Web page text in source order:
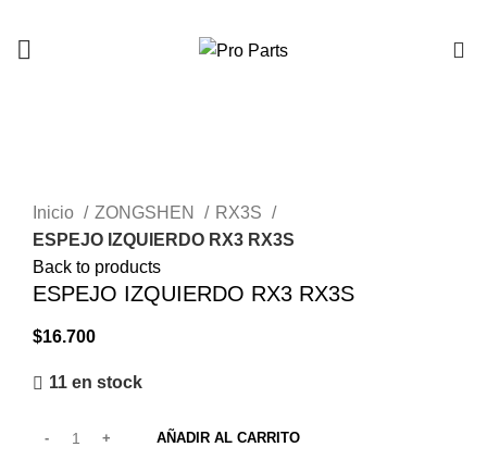
Inicio
ZONGSHEN
RX3S
ESPEJO IZQUIERDO RX3 RX3S
Back to products
ESPEJO IZQUIERDO RX3 RX3S
$16.700
11 en stock
AÑADIR AL CARRITO